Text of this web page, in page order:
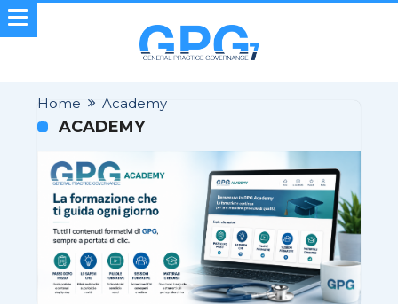
Home Academy
ACADEMY